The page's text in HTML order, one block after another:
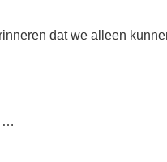
dat we alleen